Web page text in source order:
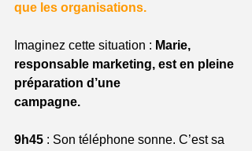
que les organisations.
Imaginez cette situation : Marie,
responsable marketing, est en pleine
préparation d’une
campagne.
9h45 : Son téléphone sonne. C’est sa